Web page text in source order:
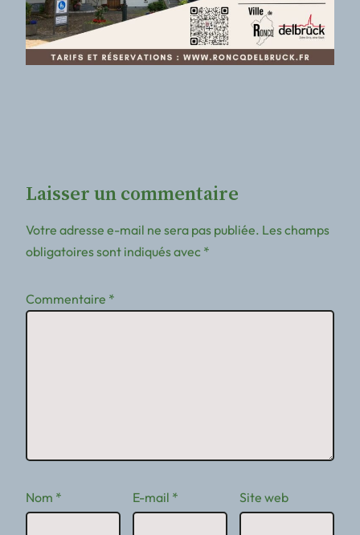
Laisser un commentaire
Votre adresse e-mail ne sera pas publiée. Les champs
obligatoires sont indiqués avec *
Commentaire *
Nom * E-mail * Site web